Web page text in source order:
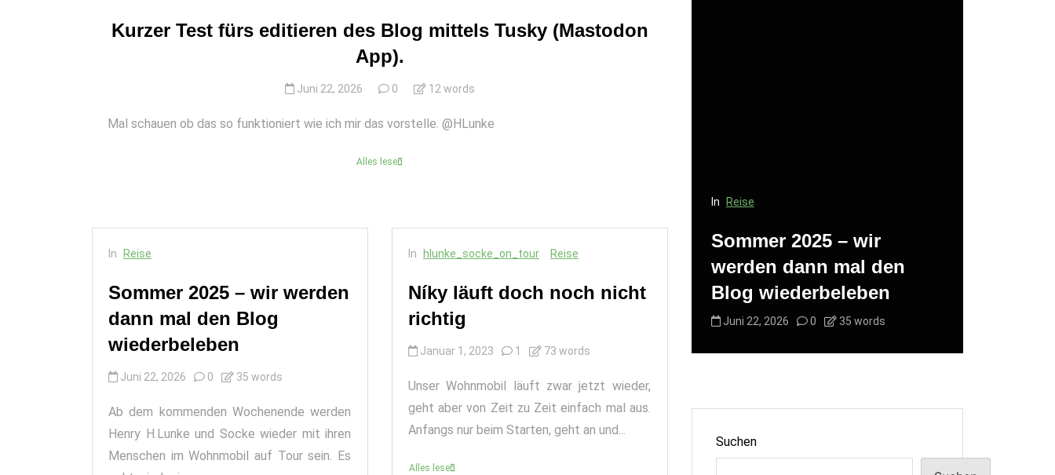
Kurzer Test fürs editieren des Blog mittels Tusky (Mastodon
App).
Juni 22, 2026 0 12 words
Mal schauen ob das so funktioniert wie ich mir das vorstelle. @HLunke
Alles lesen
In Reise
Sommer 2025 – wir werden
dann mal den Blog
wiederbeleben
Juni 22, 2026 0 35 words
Ab dem kommenden Wochenende werden
Henry H.Lunke und Socke wieder mit ihren
Menschen im Wohnmobil auf Tour sein. Es
In hlunke_socke_on_tour Reise
Níky läuft doch noch nicht
richtig
Januar 1, 2023 1 73 words
Unser Wohnmobil läuft zwar jetzt wieder,
geht aber von Zeit zu Zeit einfach mal aus.
Anfangs nur beim Starten, geht an und...
Alles lesen
Blog wiederbeleben
Juni 22, 2026 0
des Blog mittels Tusky
(Mastodon App).
Juni 22, 2026
In Reise
Sommer 2025 – wir
werden dann mal den
Blog wiederbeleben
Juni 22, 2026 0 35 words
Suchen